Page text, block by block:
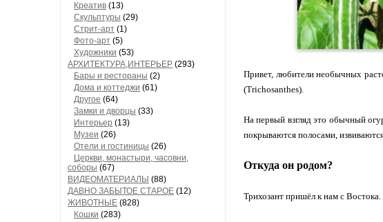
Креатив (13)
Скульптуры (29)
Стрит-арт (1)
Фото-арт (5)
Художники (53)
АРХИТЕКТУРА,ИНТЕРЬЕР (293)
Бары и рестораны (2)
Дома и коттеджи (61)
Другое (64)
Замки и дворцы (33)
Интерьер (13)
Музеи (26)
Отели и гостиницы (26)
Церкви, монастыри, часовни,
соборы (67)
ВИДЕОМАТЕРИАЛЫ (88)
ДАВНО ЗАБЫТОЕ СТАРОЕ (12)
ЖИВОТНЫЕ (828)
Кошки (283)
Привет, любители необычных
(Trichosanthes).
На первый взгляд это обычный
покрываются полосами,
Откуда он родом?
Трихозант пришёл к нам с